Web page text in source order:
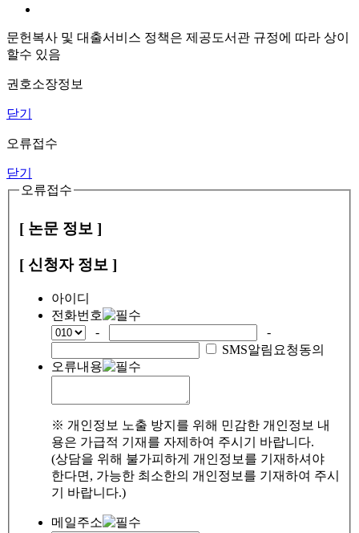
문헌복사 및 대출서비스 정책은 제공도서관 규정에 따라 상이
할수 있음
권호소장정보
닫기
오류접수
닫기
오류접수
[ 논문 정보 ]
[ 신청자 정보 ]
아이디
전화번호
-
-
SMS알림요청동의
오류내용
※ 개인정보 노출 방지를 위해 민감한 개인정보 내
용은 가급적 기재를 자제하여 주시기 바랍니다.
(상담을 위해 불가피하게 개인정보를 기재하셔야
한다면, 가능한 최소한의 개인정보를 기재하여 주시
기 바랍니다.)
메일주소